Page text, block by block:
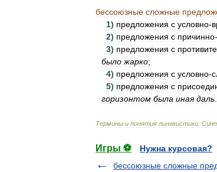
бессоюзные сложные
1) предложения с условно-
2) предложения с причинно-
3) предложения с
было жарко;
4) предложения с условно-
5) предложения с
горизонтом была иная даль
Термины и понятия лингвистики:
Игры ⚽
Нужна курсовая?
бессоюзные сложные